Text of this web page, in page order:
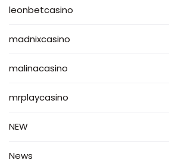
leonbetcasino
madnixcasino
malinacasino
mrplaycasino
NEW
News